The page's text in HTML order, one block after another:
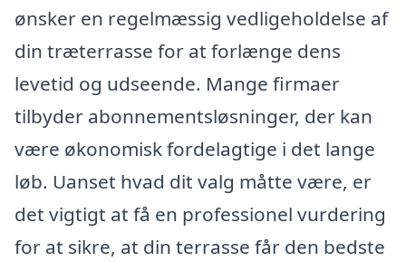
ønsker en regelmæssig vedligeholdelse af
din træterrasse for at forlænge dens
levetid og udseende. Mange firmaer
tilbyder abonnementsløsninger, der kan
være økonomisk fordelagtige i det lange
løb. Uanset hvad dit valg måtte være, er
det vigtigt at få en professionel vurdering
for at sikre, at din terrasse får den bedste